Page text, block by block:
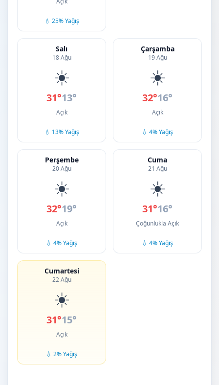
💧 25% Yağış
Salı
18 Ağu
☀️
31°13°
Açık
💧 13% Yağış
Çarşamba
19 Ağu
☀️
32°16°
Açık
💧 4% Yağış
Perşembe
20 Ağu
☀️
32°19°
Açık
💧 4% Yağış
Cuma
21 Ağu
☀️
31°16°
Çoğunlukla Açık
💧 4% Yağış
Cumartesi
22 Ağu
☀️
31°15°
Açık
💧 2% Yağış